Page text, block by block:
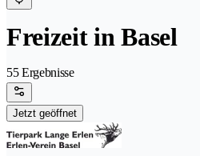
Freizeit in Basel
55 Ergebnisse
Jetzt geöffnet